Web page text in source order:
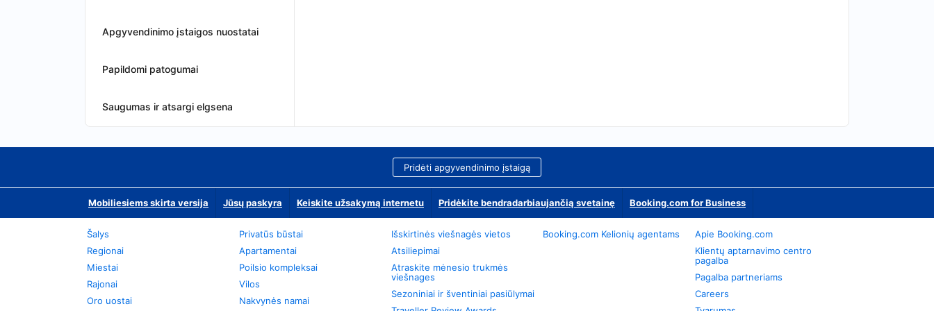
Apgyvendinimo įstaigos nuostatai
Papildomi patogumai
Saugumas ir atsargi elgsena
Pridėti apgyvendinimo įstaigą
Mobiliesiems skirta versija Jūsų paskyra Keiskite užsakymą internetu Pridėkite bendradarbiaujančią svetainę Booking.com for Business
Šalys
Regionai
Miestai
Rajonai
Oro uostai
Privatūs būstai
Apartamentai
Poilsio kompleksai
Vilos
Nakvynės namai
Išskirtinės viešnagės vietos
Atsiliepimai
Atraskite mėnesio trukmės
viešnages
Sezoniniai ir šventiniai pasiūlymai
Booking.com Kelionių agentams
Apie Booking.com
Klientų aptarnavimo centro
pagalba
Pagalba partneriams
Careers